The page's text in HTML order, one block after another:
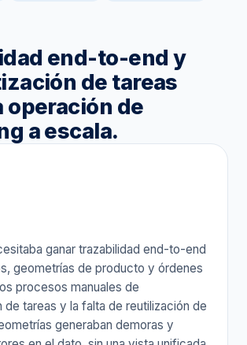
end-to-end y
de tareas
operación de
a escala.
ganar trazabilidad end-to-end
geometrías de producto y órdenes
procesos manuales de
de tareas y la falta de reutilización de
generaban demoras y